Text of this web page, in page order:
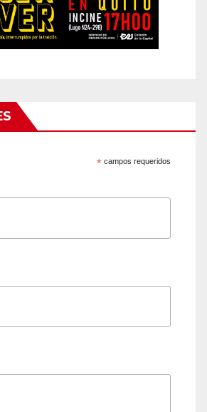
* campos requeridos